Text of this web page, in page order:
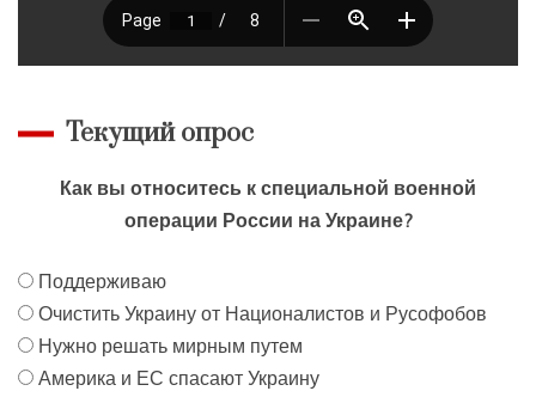
Текущий опрос
Как вы относитесь к специальной военной
операции России на Украине?
Поддерживаю
Очистить Украину от Националистов и Русофобов
Нужно решать мирным путем
Америка и ЕС спасают Украину